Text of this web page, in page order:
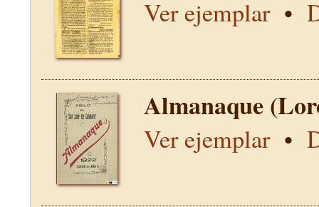
Ver ejemplar•
Almanaque
Ver ejemplar•